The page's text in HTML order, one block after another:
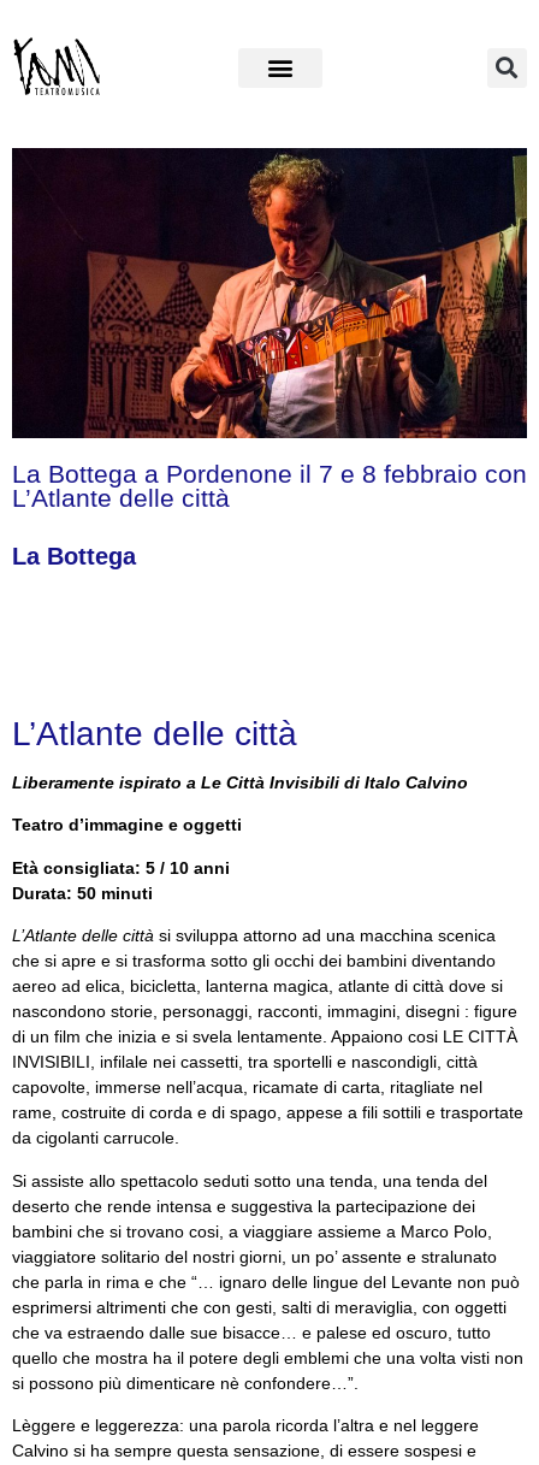
La Bottega a Pordenone il 7 e 8 febbraio con
L’Atlante delle città
La Bottega
L’Atlante delle città
Liberamente ispirato a Le Città Invisibili di Italo Calvino
Teatro d’immagine e oggetti
Età consigliata: 5 / 10 anni
Durata: 50 minuti
L’Atlante delle città si sviluppa attorno ad una macchina scenica
che si apre e si trasforma sotto gli occhi dei bambini diventando
aereo ad elica, bicicletta, lanterna magica, atlante di città dove si
nascondono storie, personaggi, racconti, immagini, disegni : figure
di un film che inizia e si svela lentamente. Appaiono cosi LE CITTÀ
INVISIBILI, infilale nei cassetti, tra sportelli e nascondigli, città
capovolte, immerse nell’acqua, ricamate di carta, ritagliate nel
rame, costruite di corda e di spago, appese a fili sottili e trasportate
da cigolanti carrucole.
Si assiste allo spettacolo seduti sotto una tenda, una tenda del
deserto che rende intensa e suggestiva la partecipazione dei
bambini che si trovano cosi, a viaggiare assieme a Marco Polo,
viaggiatore solitario del nostri giorni, un po’ assente e stralunato
che parla in rima e che “… ignaro delle lingue del Levante non può
esprimersi altrimenti che con gesti, salti di meraviglia, con oggetti
che va estraendo dalle sue bisacce… e palese ed oscuro, tutto
quello che mostra ha il potere degli emblemi che una volta visti non
si possono più dimenticare nè confondere…”.
Lèggere e leggerezza: una parola ricorda l’altra e nel leggere
Calvino si ha sempre questa sensazione, di essere sospesi e